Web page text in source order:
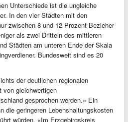
Unterschiede ist die ungleiche
In den vier Städten mit den
zwischen 8 und 12 Prozent Bezieher
als zwei Dritteln des mittleren
Städten am unteren Ende der Skala
Bundesweit sind es 20
der deutlichen regionalen
von gleichwertigen
gesprochen werden.» Ein
die geringeren Lebenshaltungskosten
würden. «Im Erzgebirgskreis